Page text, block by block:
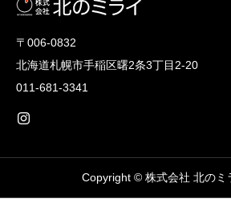
〒006-0832
北海道札幌市手稲区曙2条3丁目2-20
011-681-3341
Copyright © 株式会社 北のミ